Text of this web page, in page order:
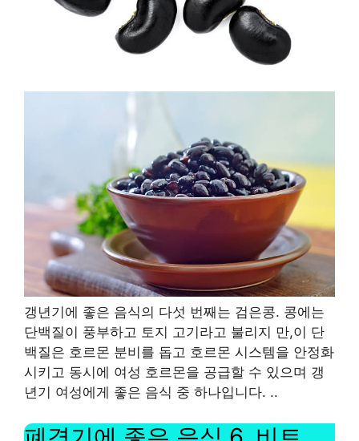
갱년기에 좋은 음식의 다섯 번째는 검은콩. 콩에는
단백질이 풍부하고 토지 고기라고 불리지 만,이 단
백질은 호르몬 분비를 돕고 호르몬 시스템을 안정화
시키고 동시에 여성 호르몬을 공급할 수 있으며 갱
년기 여성에게 좋은 음식 중 하나입니다. ..